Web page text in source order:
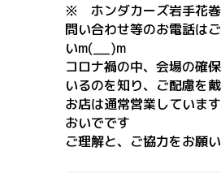
※ ホンダカーズ岩手花巻
問い合わせ等のお電話は
いm(__)m
コロナ禍の中、 会場の確
いるのを知り、ご配慮を
お店は通常営業していま
おいでです
ご理解と、ご協力をお願